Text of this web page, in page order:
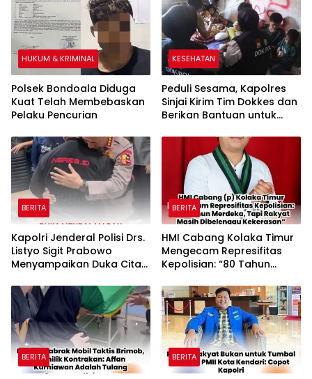
di Desa Anawua
Kecamatan Toari
HUKUM & KRIMINAL
Polsek Bondoala Diduga
Kuat Telah Membebaskan
Pelaku Pencurian
KESEHATAN
Peduli Sesama, Kapolres
Sinjai Kirim Tim Dokkes dan
Berikan Bantuan untuk
BERITA
Kapolri Jenderal Polisi Drs.
Listyo Sigit Prabowo
Menyampaikan Duka Cita
Meninggalnya Driver Ojol
BERITA
HMI Cabang Kolaka Timur
Mengecam Represifitas
Kepolisian: “80 Tahun
Masih Dibelenggu
Kekerasan”
BERITA BERITA